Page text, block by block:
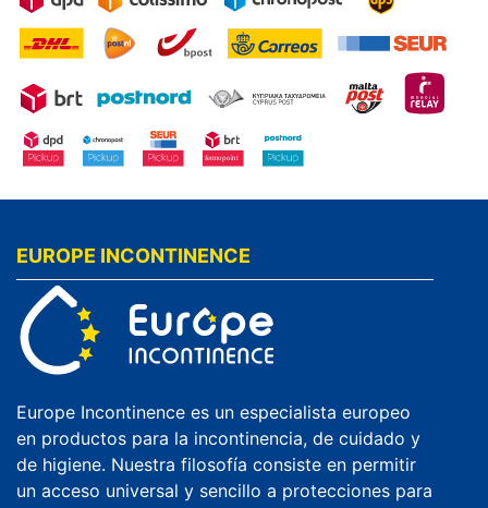
EUROPE INCONTINENCE
Europe Incontinence es un especialista europeo
en productos para la incontinencia, de cuidado y
de higiene. Nuestra filosofía consiste en permitir
un acceso universal y sencillo a protecciones para